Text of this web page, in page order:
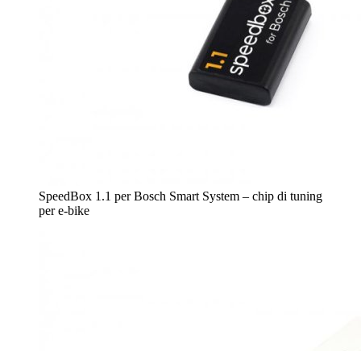
SpeedBox 1.1 per Bosch Smart System – chip di tuning
per e-bike